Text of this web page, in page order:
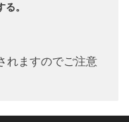
。
れますのでご注意